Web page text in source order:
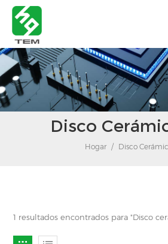
Disco
Hogar / Disco
1 resultados encontrados para "Disco